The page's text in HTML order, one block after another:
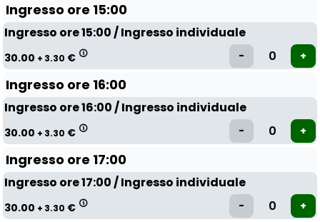
Ingresso ore 15:00
Ingresso ore 15:00 / Ingresso individuale
30.00 + 3.30 €
Ingresso ore 16:00
Ingresso ore 16:00 / Ingresso individuale
30.00 + 3.30 €
Ingresso ore 17:00
Ingresso ore 17:00 / Ingresso individuale
30.00 + 3.30 €